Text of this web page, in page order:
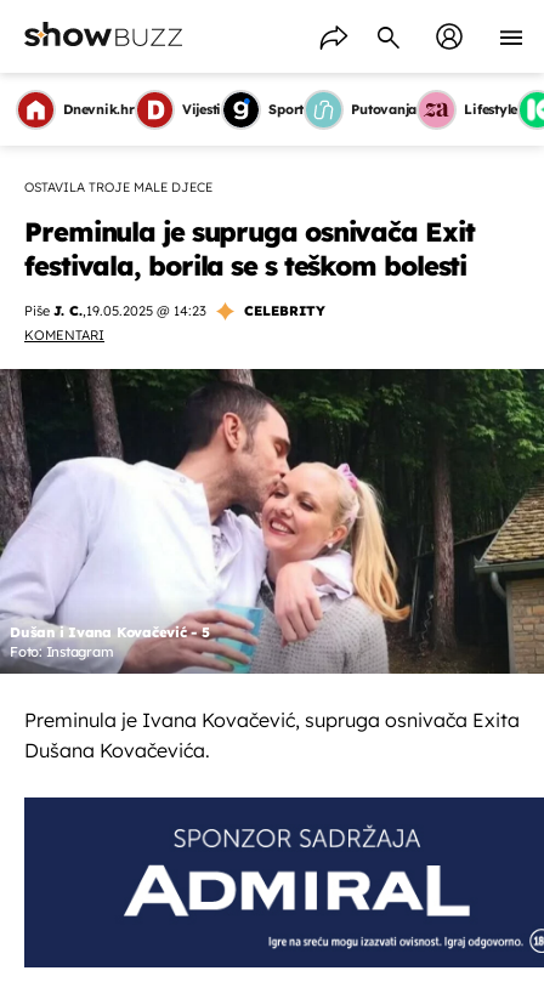
Dnevnik.hr Vijesti Sport Putovanja Lifestyle
OSTAVILA TROJE MALE DJECE
Preminula je supruga osnivača Exit
festivala, borila se s teškom bolesti
Piše J. C.,19.05.2025 @ 14:23
CELEBRITY
KOMENTARI
Dušan i Ivana Kovačević - 5
Foto: Instagram
Preminula je Ivana Kovačević, supruga osnivača Exita
Dušana Kovačevića.
OMOGUĆI OBAVIJESTI